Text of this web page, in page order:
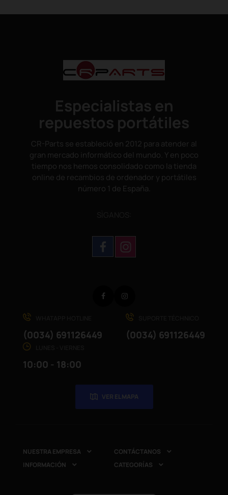
Especialistas en
repuestos portátiles
CR-Parts se estableció en 2012 para atender al
gran mercado informático del mundo. Y en poco
tiempo nos hemos consolidado como la tienda
online de recambios de ordenador y portátiles
número 1 de España.
(0034) 691126449 (0034) 691126449
10:00 - 18:00
VER EL MAPA
Facebook
NUESTRA EMPRESA  CONTÁCTANOS 
INFORMACIÓN  CATEGORÍAS 